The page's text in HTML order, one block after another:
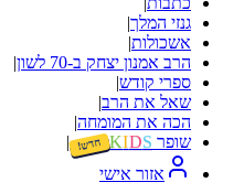
גנזי המלך|
אשכולות|
הרב אמנון יצחק ב-70 לשון
|
ספרי קודש|
שאל את הרב|
הכה את המומחה|
שופר
KIDS חדש! |
אזור אישי